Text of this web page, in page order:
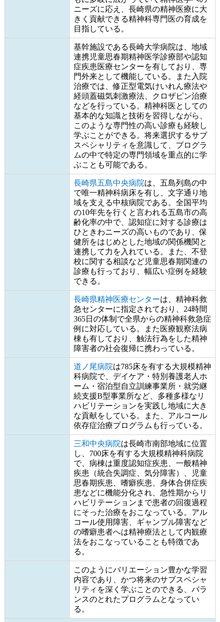
ニーズに応え、長崎県の精神医療に大
きく貢献できる精神科専門医の育成を
目指している。
基幹施設である長崎大学病院は、地域
連携児童思春期精神医学診療部や認知
症疾患医療センターを有しており、専
門外来として機能している。また入院
治療では、修正型電気けいれん療法や
経頭蓋磁気刺激療法、クロザピン治療
などを行っている。精神科医としての
基本的な知識と技術を習得しながら、
このような専門性の高い診療も経験し
学ぶことができる。将来選択するサブ
スペシャリティを意識して、プログラ
ムの中で特定の専門領域を重点的に学
ぶことも可能である。
長崎県五島中央病院は、五島列島の中
で唯一精神科病床を有し、文字通り地
域を支える中核病院である。全国平均
の10年先を行くと言われる五島市の高
齢化率の中で、認知症に対する診療は
ひときわニーズの高いものであり、保
健所をはじめとした地域の関係機関と
連携して力を入れている。また、不登
校に関する相談など児童思春期関連の
診療も行っており、幅広い症例を経験
できる。
長崎県精神医療センターは、精神科救
急センターに指定されており、24時間
365日の体制で全県からの精神科救急症
例に対応している。また医療観察法病
棟も有しており、触法行為をした精神
障害者の社会復帰に携わっている。
道ノ尾病院は785床を有する大規模精神
科病院で、デイケア・特別養護老人ホ
ーム・宿泊型自立訓練事業所・就労継
続支援B型事業所など、多種多様なリ
ハビリテーションを実践し地域に大き
な貢献をしている。また、アルコール
依存症治療プログラムも行っている。
三和中央病院は長崎市南部地域に位置
し、700床を有する大規模精神科病院
で、病棟は重度認知症疾患、一般精神
疾患（統合失調症、気分障害）、児童
思春期疾患、嗜癖疾患、身体合併症疾
患などに機能分化され、急性期からリ
ハビリテーションまで患者の回復過程
にそった治療をおこなっている。アル
コール使用障害、ギャンブル障害など
の嗜癖患者へは精神療法として内観療
法をおこなっていることも特徴であ
る。
このようにバリエーション豊かな学習
内容であり、かつ将来のサブスペシャ
リティを深く学ぶことのできる、バラ
ンスのとれたプログラムとなってい
る。